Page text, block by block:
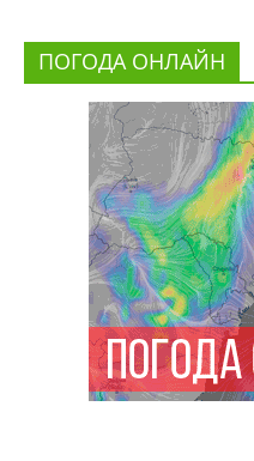
ПОГОДА ОНЛАЙН